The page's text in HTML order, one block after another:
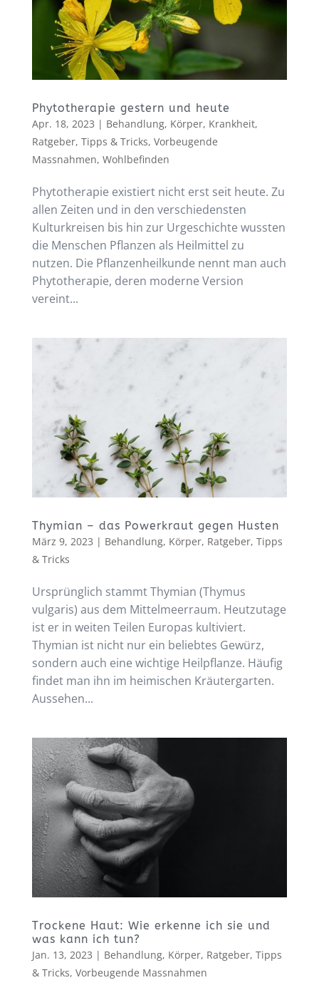
Phytotherapie gestern und heute
Apr. 18, 2023 | Behandlung, Körper, Krankheit,
Ratgeber, Tipps & Tricks, Vorbeugende
Massnahmen, Wohlbefinden
Phytotherapie existiert nicht erst seit heute. Zu
allen Zeiten und in den verschiedensten
Kulturkreisen bis hin zur Urgeschichte wussten
die Menschen Pflanzen als Heilmittel zu
nutzen. Die Pflanzenheilkunde nennt man auch
Phytotherapie, deren moderne Version
vereint...
Thymian – das Powerkraut gegen Husten
März 9, 2023 | Behandlung, Körper, Ratgeber, Tipps
& Tricks
Ursprünglich stammt Thymian (Thymus
vulgaris) aus dem Mittelmeerraum. Heutzutage
ist er in weiten Teilen Europas kultiviert.
Thymian ist nicht nur ein beliebtes Gewürz,
sondern auch eine wichtige Heilpflanze. Häufig
findet man ihn im heimischen Kräutergarten.
Aussehen...
Trockene Haut: Wie erkenne ich sie und
was kann ich tun?
Jan. 13, 2023 | Behandlung, Körper, Ratgeber, Tipps
& Tricks, Vorbeugende Massnahmen